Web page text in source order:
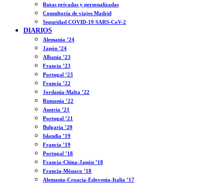
Rutas privadas y personalizadas
Consultoría de viajes Madrid
Seguridad COVID-19 SARS-CoV-2
DIARIOS
Alemania ’24
Japón ’24
Albania ’23
Francia ’23
Portugal ’23
Francia ’22
Jordania-Malta ’22
Rumanía ’22
Austria ’21
Portugal ’21
Bulgaria ’20
Islandia ’19
Francia ’19
Portugal ’18
Francia-China-Japón ’18
Francia-Mónaco ’18
Alemania-Croacia-Eslovenia-Italia ’17